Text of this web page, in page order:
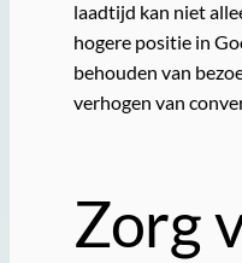
laadtijd kan niet
hogere positie in
behouden van
verhogen van
Zorg